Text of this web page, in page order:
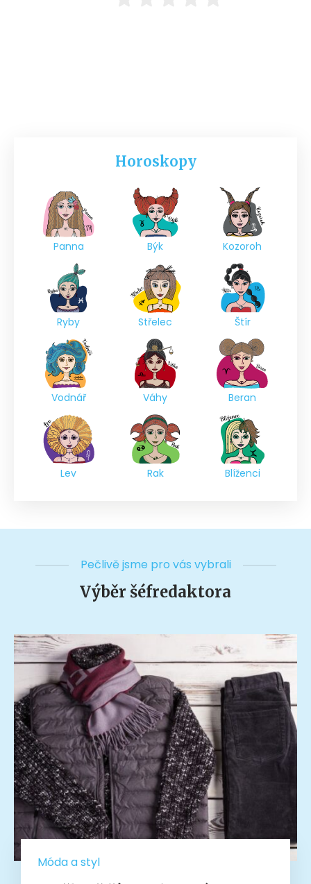
Horoskopy
Panna Býk Kozoroh
Ryby Střelec Štír
Vodnář Váhy Beran
Lev Rak Blíženci
Pečlivě jsme pro vás vybrali
Výběr šéfredaktora
Móda a styl